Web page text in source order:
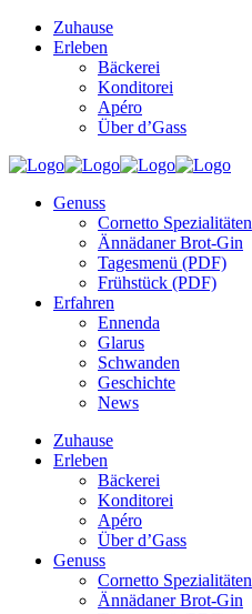
Zuhause
Erleben
Bäckerei
Konditorei
Apéro
Über d’Gass
Genuss
Cornetto Spezialitäten
Ännädaner Brot-Gin
Tagesmenü (PDF)
Frühstück (PDF)
Erfahren
Ennenda
Glarus
Schwanden
Geschichte
News
Zuhause
Erleben
Bäckerei
Konditorei
Apéro
Über d’Gass
Genuss
Cornetto Spezialitäten
Ännädaner Brot-Gin